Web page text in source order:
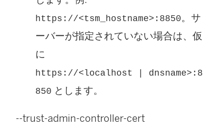
https://<tsm_hostname>:8850。サ
ーバーが指定されていない場合は、仮
に
https://<localhost | dnsname>:8
850 とします。
--trust-admin-controller-cert